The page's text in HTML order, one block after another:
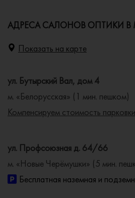
АДРЕСА САЛОНОВ ОПТИКИ В
Показать на карте
ул. Бутырский Вал, дом 4
м. «Белорусская» (1 мин. пешком)
Компенсируем стоимость парковки
ул. Профсоюзная д. 64/66
м. «Новые Черёмушки» (5 мин.
Бесплатная наземная и